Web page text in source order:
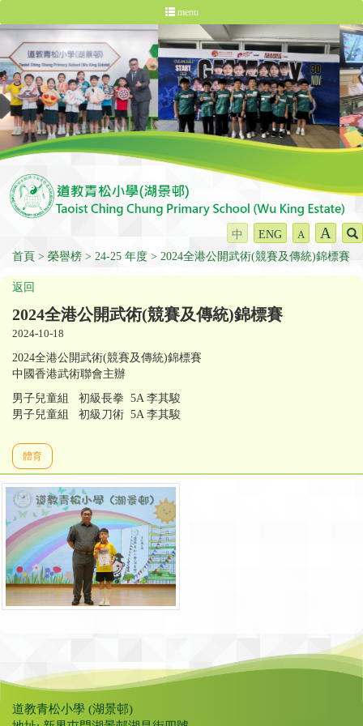
menu
中 ENG A A
首頁 榮譽榜 24-25 年度 2024全港公開武術(競賽及傳統)錦標賽
返回
2024全港公開武術(競賽及傳統)錦標賽
2024-10-18
2024全港公開武術(競賽及傳統)錦標賽
中國香港武術聯會主辦
男子兒童組 初級長拳 5A 李其駿
男子兒童組 初級刀術 5A 李其駿
體育
道教青松小學 (湖景邨)